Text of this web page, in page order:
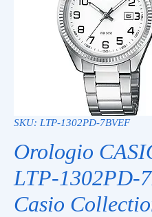
SKU: LTP-1302PD-7BVEF
Orologio
LTP-1302PD-
Casio